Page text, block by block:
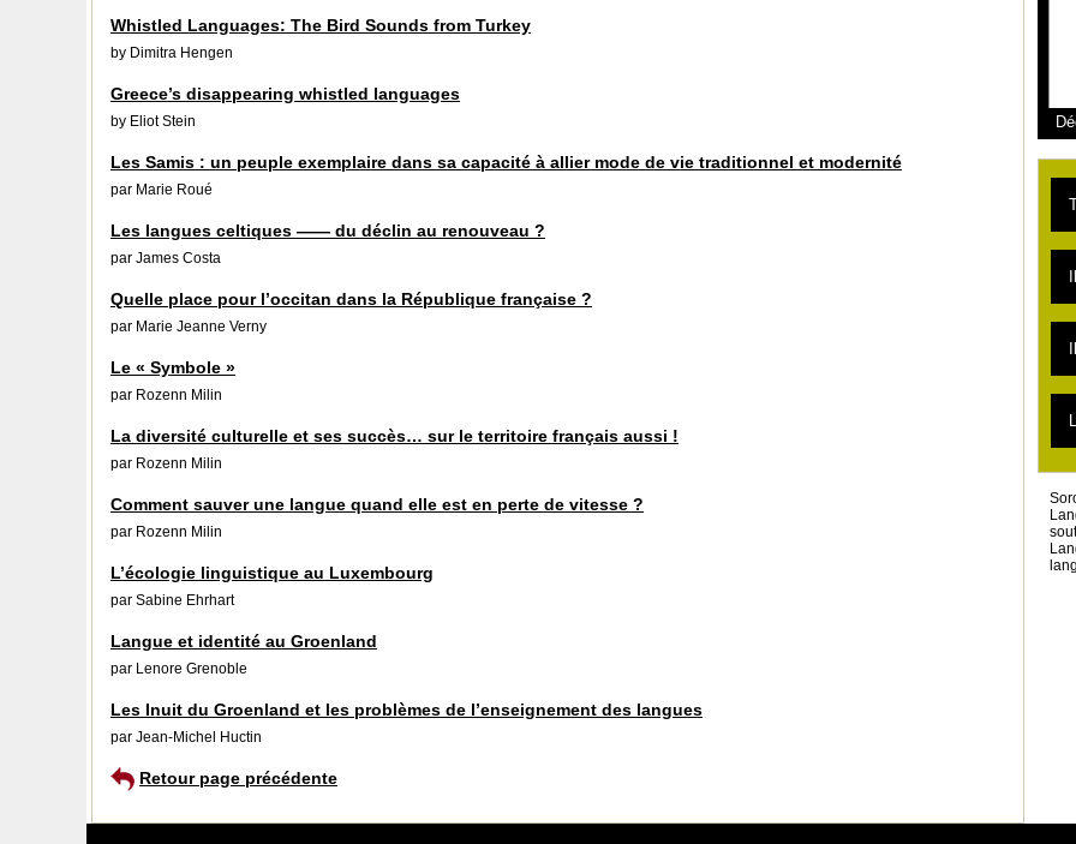
Whistled Languages: The Bird Sounds from Turkey
by Dimitra Hengen
Greece’s disappearing whistled languages
by Eliot Stein
Les Samis : un peuple exemplaire dans sa capacité à allier mode de vie traditionnel et modernité
par Marie Roué
Les langues celtiques —— du déclin au renouveau ?
par James Costa
Quelle place pour l’occitan dans la République française ?
par Marie Jeanne Verny
Le « Symbole »
par Rozenn Milin
La diversité culturelle et ses succès… sur le territoire français aussi !
par Rozenn Milin
Comment sauver une langue quand elle est en perte de vitesse ?
par Rozenn Milin
L’écologie linguistique au Luxembourg
par Sabine Ehrhart
Langue et identité au Groenland
par Lenore Grenoble
Les Inuit du Groenland et les problèmes de l’enseignement des langues
par Jean-Michel Huctin
Retour page précédente